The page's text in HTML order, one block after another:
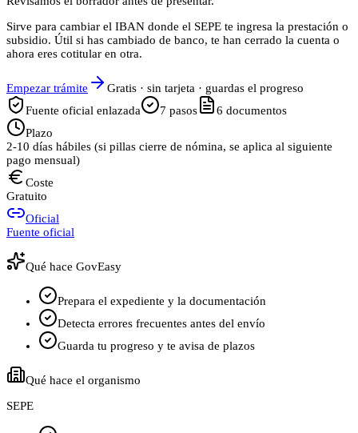
Sirve para cambiar el IBAN donde el SEPE te ingresa la prestación o
subsidio. Útil si has cambiado de banco, te han cerrado la cuenta o
ahora eres cotitular en otra.
Empezar trámite
Gratis · sin tarjeta · guardas el progreso
Fuente oficial enlazada
7 pasos 6 documentos
Plazo
2-10 días hábiles (si pillas cierre de nómina, se aplica al siguiente
pago mensual)
Coste
Gratuito
Oficial
Fuente oficial
Qué hace GovEasy
Prepara el expediente y la documentación
Detecta errores frecuentes antes del envío
Guarda tu progreso y te avisa de plazos
Qué hace el organismo
SEPE